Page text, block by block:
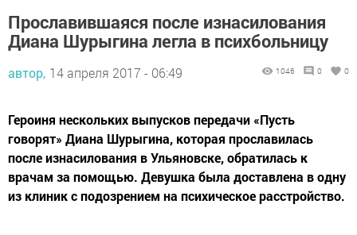
Прославившаяся после изнасилования
Диана Шурыгина легла в психбольницу
автор, 14 апреля 2017 - 06:49 1046 0 0
Героиня нескольких выпусков передачи «Пусть
говорят» Диана Шурыгина, которая прославилась
после изнасилования в Ульяновске, обратилась к
врачам за помощью. Девушка была доставлена в одну
из клиник с подозрением на психическое расстройство.